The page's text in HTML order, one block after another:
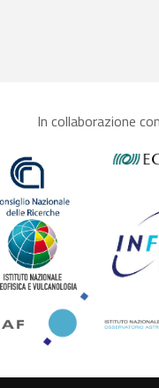
In collaborazione con